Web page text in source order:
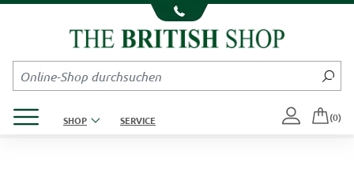
Kompletten Head der Seite überspringen
SHOP SERVICE (0)